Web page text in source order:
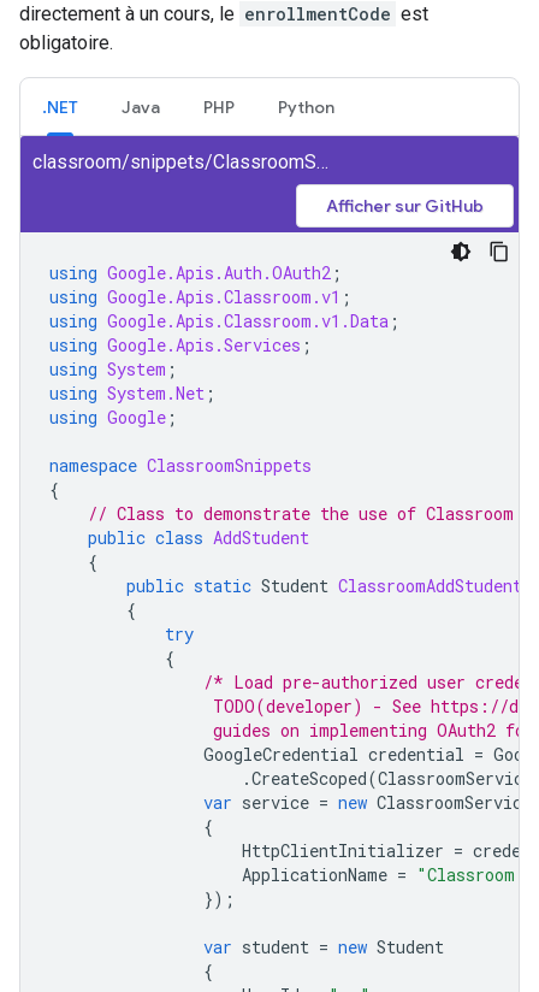
directement à un cours, le enrollmentCode est
obligatoire.
.NET Java PHP Python
classroom/snippets/ClassroomSnippets/AddStudent.cs
Afficher sur GitHub
using Google.Apis.Auth.OAuth2 ;
using Google.Apis.Classroom.v1 ;
using Google.Apis.Classroom.v1.Data ;
using Google.Apis.Services ;
using System ;
using System.Net ;
using Google ;
namespace ClassroomSnippets
{
// Class to demonstrate the use of Classroom
public class AddStudent
{
public static Student ClassroomAddStudent
{
try
{
/* Load pre-authorized user
TODO(developer) - See https://
guides on implementing OAuth2
GoogleCredential credential =
.CreateScoped(ClassroomService
var service = new ClassroomService
{
HttpClientInitializer =
ApplicationName = "Classroom
});
var student = new Student
{